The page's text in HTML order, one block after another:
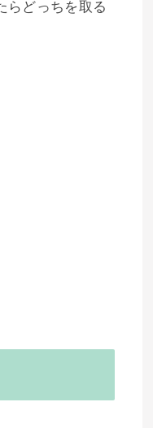
らどっちを取る